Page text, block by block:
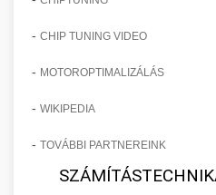
- CHIP TUNING VIDEO
- MOTOROPTIMALIZÁLÁS
- WIKIPEDIA
- TOVÁBBI PARTNEREINK